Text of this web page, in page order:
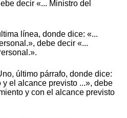
decir «... Ministro del
línea, donde dice: «...
debe decir «...
último párrafo, donde dice:
el alcance previsto ...», debe
y con el alcance previsto